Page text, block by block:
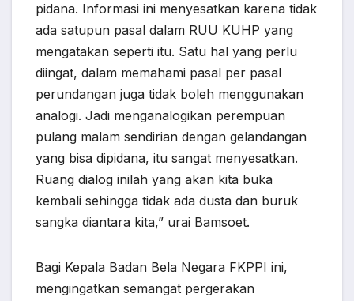
pidana. Informasi ini menyesatkan karena tidak
ada satupun pasal dalam RUU KUHP yang
mengatakan seperti itu. Satu hal yang perlu
diingat, dalam memahami pasal per pasal
perundangan juga tidak boleh menggunakan
analogi. Jadi menganalogikan perempuan
pulang malam sendirian dengan gelandangan
yang bisa dipidana, itu sangat menyesatkan.
Ruang dialog inilah yang akan kita buka
kembali sehingga tidak ada dusta dan buruk
sangka diantara kita,” urai Bamsoet.
Bagi Kepala Badan Bela Negara FKPPI ini,
mengingatkan semangat pergerakan